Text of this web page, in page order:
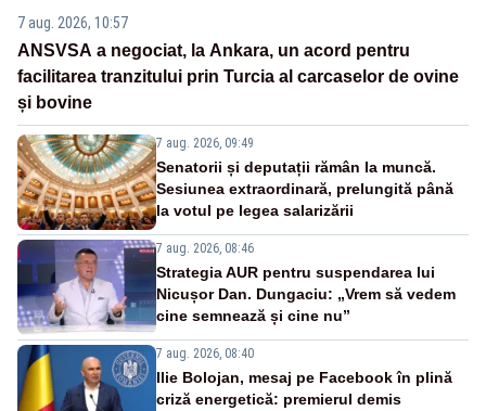
7 aug. 2026, 10:57
ANSVSA a negociat, la Ankara, un acord pentru
facilitarea tranzitului prin Turcia al carcaselor de ovine
și bovine
7 aug. 2026, 09:49
Senatorii și deputații rămân la muncă.
Sesiunea extraordinară, prelungită până
la votul pe legea salarizării
7 aug. 2026, 08:46
Strategia AUR pentru suspendarea lui
Nicușor Dan. Dungaciu: „Vrem să vedem
cine semnează și cine nu”
7 aug. 2026, 08:40
Ilie Bolojan, mesaj pe Facebook în plină
criză energetică: premierul demis